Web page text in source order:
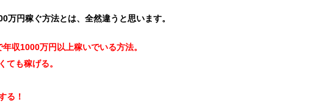
万円稼ぐ方法とは、全然違うと思います。
収1000万円以上稼いでいる方法。
ても稼げる。
る！